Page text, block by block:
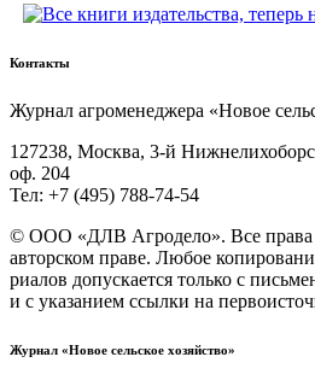
Контакты
Жур­нал агро­ме­не­дже­ра «Новое
127238, Москва, 3‑й
оф. 204
Тел: +7 (495) 788‑74‑54
© ООО «ДЛВ Агро­де­ло». Все пра­ва
автор­ском пра­ве. Любое
ри­а­лов допус­ка­ет­ся толь­ко с
и с ука­за­ни­ем ссыл­ки на
Журнал «Новое сельское хозяйство»